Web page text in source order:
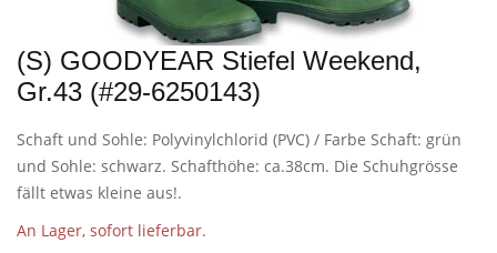
(S) GOODYEAR Stiefel Weekend,
Gr.43 (#29-6250143)
Schaft und Sohle: Polyvinylchlorid (PVC) / Farbe Schaft: grün
und Sohle: schwarz. Schafthöhe: ca.38cm. Die Schuhgrösse
fällt etwas kleine aus!.
An Lager, sofort lieferbar.